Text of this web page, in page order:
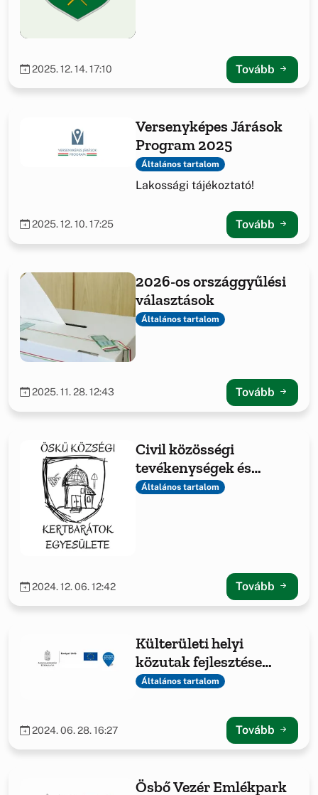
2025. 12. 14. 17:10 Tovább
Versenyképes Járások
Program 2025
Általános tartalom
Lakossági tájékoztató!
2025. 12. 10. 17:25 Tovább
2026-os országgyűlési
választások
Általános tartalom
2025. 11. 28. 12:43 Tovább
Civil közösségi
tevékenységek és
feltételeinek javítása
Általános tartalom
2024. 12. 06. 12:42 Tovább
Külterületi helyi
közutak fejlesztése
Öskün
Általános tartalom
2024. 06. 28. 16:27 Tovább
Ösbő Vezér Emlékpark